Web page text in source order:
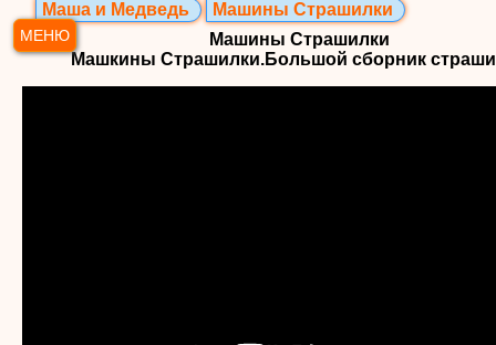
МЕНЮ
Маша и Медведь
Машины Страшилки
Машины Страшилки
Машкины Страшилки.Большой сборник